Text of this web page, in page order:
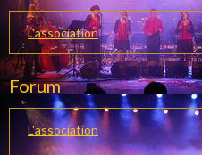
L'association
Forum
L'association